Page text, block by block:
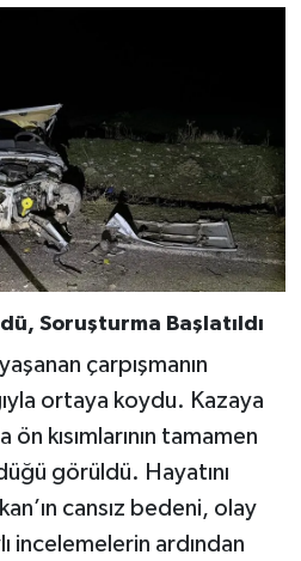
Soruşturma Başlatıldı
çarpışmanın
ortaya koydu. Kazaya
ön kısımlarının tamamen
görüldü. Hayatını
cansız bedeni, olay
incelemelerin ardından